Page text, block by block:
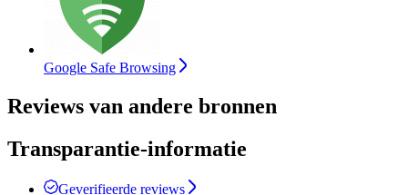
Google Safe Browsing
Reviews van andere bronnen
Transparantie-informatie
Geverifieerde reviews